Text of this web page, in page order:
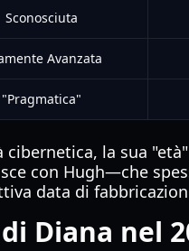
Sconosciuta
Avanzata
"Pragmatica"
cibernetica, la sua
con Hugh—che
data di
Diana nel